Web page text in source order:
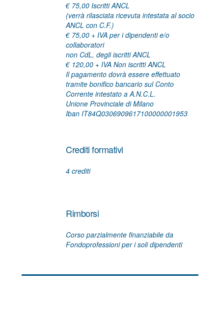
€ 75,00 Iscritti ANCL
(verrà rilasciata ricevuta intestata al socio
ANCL con C.F.)
€ 75,00 + IVA per i dipendenti e/o
collaboratori
non CdL, degli iscritti ANCL
€ 120,00 + IVA Non iscritti ANCL
Il pagamento dovrà essere effettuato
tramite bonifico bancario sul Conto
Corrente intestato a A.N.C.L.
Unione Provinciale di Milano
Iban IT84Q0306909617100000001953
Crediti formativi
4 crediti
Rimborsi
Corso parzialmente finanziabile da
Fondoprofessioni per i soli dipendenti